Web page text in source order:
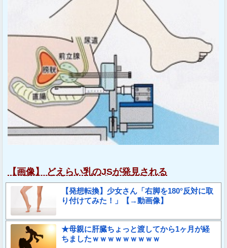
【画像】 どえらい乳のJSが発見される
【発想転換】少女さん「右脚を180°反対に取
り付けてみた！」【→動画像】
★母親に肝臓ちょっと渡してから1ヶ月が経
ちましたｗｗｗｗｗｗｗｗｗ